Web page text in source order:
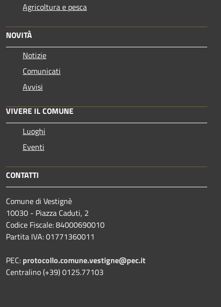
Agricoltura e pesca
NOVITÀ
Notizie
Comunicati
Avvisi
VIVERE IL COMUNE
Luoghi
Eventi
CONTATTI
Comune di Vestignè
10030 - Piazza Caduti, 2
Codice Fiscale: 84000690010
Partita IVA: 01771360011
PEC: protocollo.comune.vestigne@pec.it
Centralino (+39) 0125.77103